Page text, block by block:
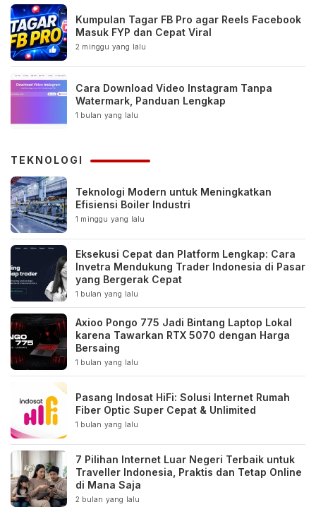
Kumpulan Tagar FB Pro agar Reels Facebook
Masuk FYP dan Cepat Viral
2 minggu yang lalu
Cara Download Video Instagram Tanpa
Watermark, Panduan Lengkap
1 bulan yang lalu
TEKNOLOGI
Teknologi Modern untuk Meningkatkan
Efisiensi Boiler Industri
1 minggu yang lalu
Eksekusi Cepat dan Platform Lengkap: Cara
Invetra Mendukung Trader Indonesia di Pasar
yang Bergerak Cepat
1 bulan yang lalu
Axioo Pongo 775 Jadi Bintang Laptop Lokal
karena Tawarkan RTX 5070 dengan Harga
Bersaing
1 bulan yang lalu
Pasang Indosat HiFi: Solusi Internet Rumah
Fiber Optic Super Cepat & Unlimited
1 bulan yang lalu
7 Pilihan Internet Luar Negeri Terbaik untuk
Traveller Indonesia, Praktis dan Tetap Online
di Mana Saja
2 bulan yang lalu